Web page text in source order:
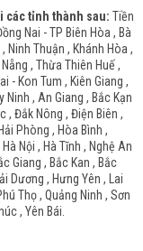
các tỉnh thành sau: Tiền
Nai - TP Biên Hòa , Bà
Ninh Thuận , Khánh Hòa ,
, Thừa Thiên Huế ,
- Kon Tum , Kiên Giang ,
Ninh , An Giang , Bắc Kạn
, Đắk Nông , Điện Biên ,
Phòng , Hòa Bình ,
Nội , Hà Tĩnh , Nghệ An
Giang , Bắc Kan , Bắc
Dương , Hưng Yên , Lai
Thọ , Quảng Ninh , Sơn
, Yên Bái.